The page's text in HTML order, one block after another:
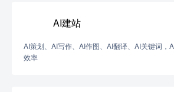
AI建站
AI策划、AI写作、AI作图、AI翻译、AI关键词，
效率